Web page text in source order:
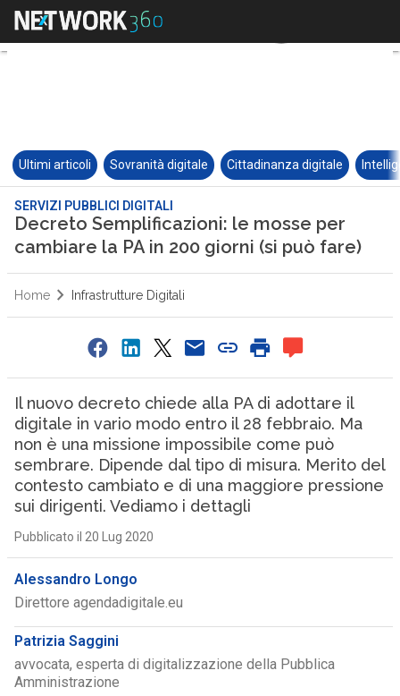
Ultimi articoli Sovranità digitale Cittadinanza digitale
SERVIZI PUBBLICI DIGITALI
Decreto Semplificazioni: le mosse per
cambiare la PA in 200 giorni (si può fare)
Home Infrastrutture Digitali
Il nuovo decreto chiede alla PA di adottare il
digitale in vario modo entro il 28 febbraio. Ma
non è una missione impossibile come può
sembrare. Dipende dal tipo di misura. Merito del
contesto cambiato e di una maggiore pressione
sui dirigenti. Vediamo i dettagli
Pubblicato il 20 Lug 2020
Alessandro Longo
Direttore agendadigitale.eu
Patrizia Saggini
avvocata, esperta di digitalizzazione della Pubblica
Amministrazione